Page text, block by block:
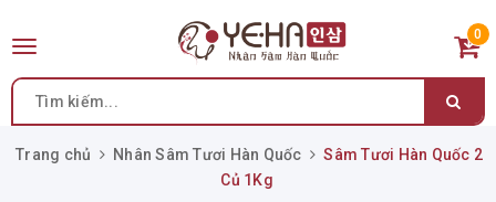
Toggle
0
Trang chủ Nhân Sâm Tươi Hàn Quốc
Sâm Tươi Hàn Quốc 2
Củ 1Kg